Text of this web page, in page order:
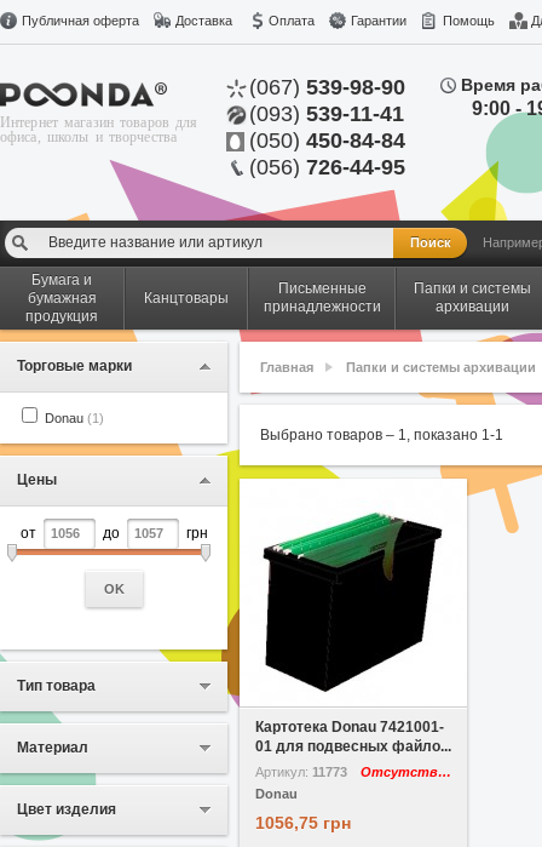
Публичная оферта Доставка Оплата Гарантии Помощь
Интернет магазин товаров для
офиса, школы и творчества
(067) 539-98-90
(093) 539-11-41
(050) 450-84-84
(056) 726-44-95
Время
9:00 -
Бумага и
бумажная
продукция
Канцтовары
Письменные
принадлежности
Папки и системы
архивации
Торговые марки
Donau (1)
Цены
от до грн
OK
Тип товара
Материал
Цвет изделия
Главная Папки и системы архивации
Выбрано товаров – 1, показано 1-1
В избранное
Картотека Donau 7421001-
01 для подвесных файло...
Артикул: 11773
Отсутствует
Donau
1056,75 грн